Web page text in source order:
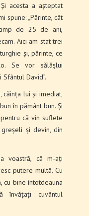
acesta a așteptat
spune: „Părinte, cât
de 25 de ani,
Aici am stat trei
și, părinte, ce
Se vor sălășlui
David”.
căința lui și imediat,
în pământ bun. Și
că vin suflete
și devin, din
voastră, că m-ați
putere multă. Cu
cu bine întotdeauna
cuvântul